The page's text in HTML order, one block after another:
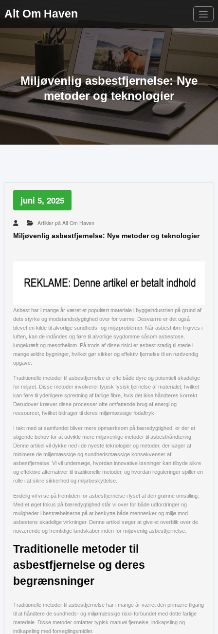
Alt Om Haven
Miljøvenlig asbestfjernelse: Nye
metoder og teknologier
juni 5, 2025
Artikler på Alt Om Haven
Miljøvenlig asbestfjernelse: Nye metoder og teknologier
Asbest har i mange år været et populært materiale i byggeindustrien på grund af
dets styrke og modstandsdygtighed over for varme. Desværre er det også
blevet en kilde til alvorlige sundheds- og miljøproblemer. Når asbestfibre frigives i
luften, kan de indåndes og føre til alvorlige sygdomme såsom asbestose,
lungekræft og mesotheliom. På trods af disse risici er asbest stadig til stede i
mange ældre bygninger, hvilket gør sikker og effektiv fjernelse til en nødvendig
opgave.
Traditionelle metoder til asbestfjernelse er ofte både dyre og potentielt skadelige
for miljøet. Disse metoder involverer typisk fysisk fjernelse af materialet, hvilket
kan føre til yderligere spredning af farlige fibre, hvis det ikke håndteres korrekt.
Derudover kræver disse processer ofte omfattende brug af energi og
ressourcer, hvilket bidrager til deres miljømæssige fodaftryk.
I takt med at samfundet bliver mere opmærksom på bæredygtighed, er der et
stigende behov for at udvikle mere miljøvenlige metoder til asbesthåndtering.
Denne artikel vil dykke ned i de nyeste teknologier og metoder, der søger at
minimere de miljømæssige og sundhedsmæssige konsekvenser af
asbestfjernelse. Vi vil undersøge, hvordan innovative løsninger kan tilbyde sikre
og effektive alternativer til traditionelle metoder, og hvordan reguleringer spiller en
rolle i at sikre sikkerhed og miljøbeskyttelse.
Endelig vil vi se på fremtiden for asbestfjernelse i lyset af den grønne omstilling.
Med et øget fokus på bæredygtighed står vi over for både udfordringer og
muligheder i bestræbelserne på at beskytte både mennesker og miljø mod
asbestens skadelige virkninger. Denne artikel søger at give et overblik over de
nuværende og fremtidige landskaber inden for miljøvenlig asbestfjernelse.
Traditionelle metoder til
asbestfjernelse og deres
begrænsninger
Traditionelle metoder til asbestfjernelse har i mange år været den primære tilgang
til at håndtere de sundheds- og miljømæssige risici forbundet med dette farlige
materiale. Disse metoder omfatter typisk manuel fjernelse, indkapsling og
indkapsling med forseglingsmidler.